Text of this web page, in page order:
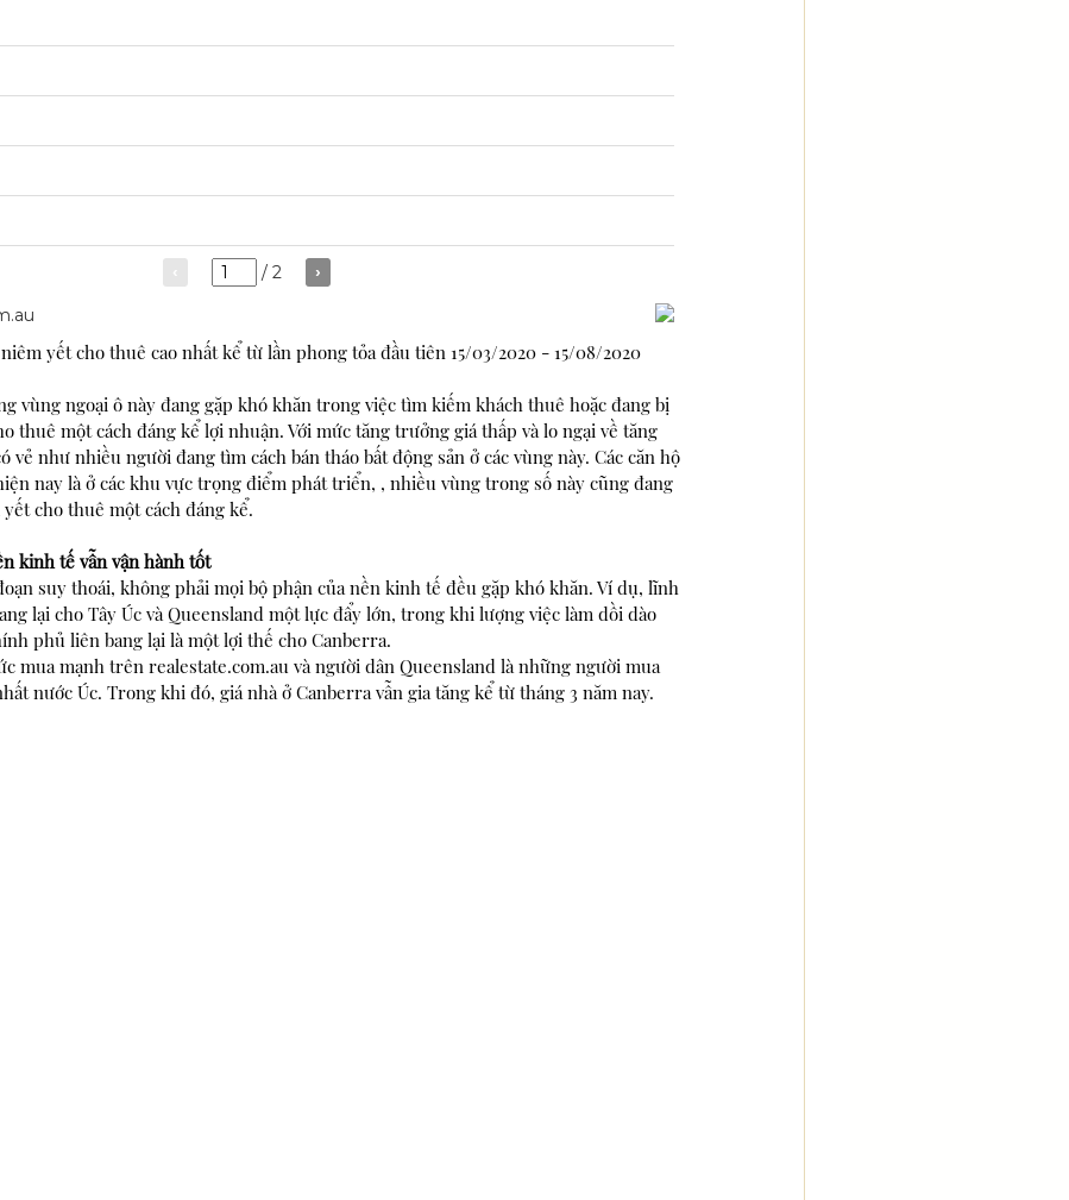
niêm yết cho thuê cao nhất kể từ lần phong tỏa đầu tiên 15/03/2020 - 15/08/2020
vùng ngoại ô này đang gặp khó khăn trong việc tìm kiếm khách thuê hoặc đang bị
thuê một cách đáng kể lợi nhuận. Với mức tăng trưởng giá thấp và lo ngại về tăng
như nhiều người đang tìm cách bán tháo bất động sản ở các vùng này. Các căn hộ
nay là ở các khu vực trọng điểm phát triển, , nhiều vùng trong số này cũng đang
cho thuê một cách đáng kể.
kinh tế vẫn vận hành tốt
suy thoái, không phải mọi bộ phận của nền kinh tế đều gặp khó khăn. Ví dụ, lĩnh
lại cho Tây Úc và Queensland một lực đẩy lớn, trong khi lượng việc làm dồi dào
phủ liên bang lại là một lợi thế cho Canberra.
mua mạnh trên realestate.com.au và người dân Queensland là những người mua
nước Úc. Trong khi đó, giá nhà ở Canberra vẫn gia tăng kể từ tháng 3 năm nay.